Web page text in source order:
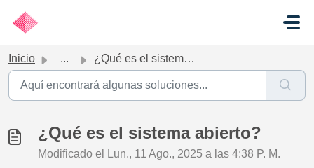
Inicio ... ¿Qué es el sistema abierto?
¿Qué es el sistema abierto?
Modificado el Lun., 11 Ago., 2025 a las 4:38 P. M.